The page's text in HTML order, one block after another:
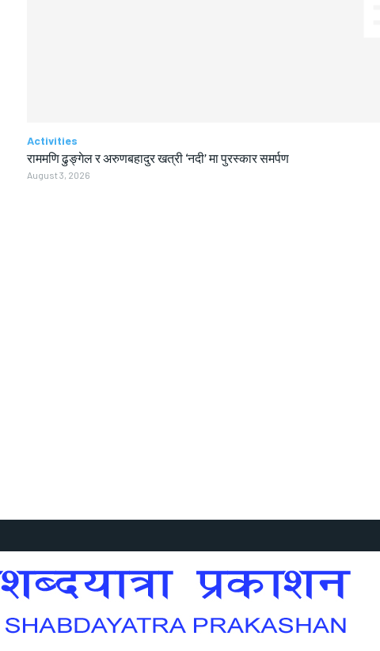
Activities
राममणि ढुङ्गेल र अरुणबहादुर खत्री ‘नदी’ मा पुरस्कार समर्पण
August 3, 2026